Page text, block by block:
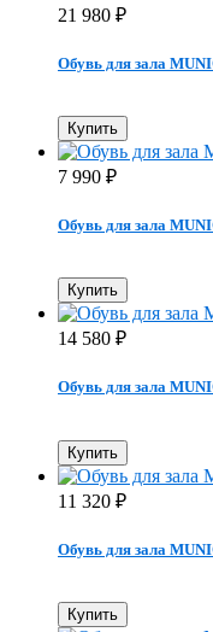
21 980 ₽
Обувь для зала
Купить
7 990 ₽
Обувь для зала
Купить
14 580 ₽
Обувь для зала
Купить
11 320 ₽
Обувь для зала
Купить